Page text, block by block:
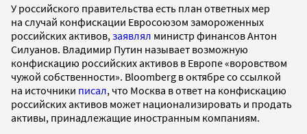
У российского правительства есть план ответных мер
на случай конфискации Евросоюзом замороженных
российских активов, заявлял министр финансов Антон
Силуанов. Владимир Путин называет возможную
конфискацию российских активов в Европе «воровством
чужой собственности». Bloomberg в октябре со ссылкой
на источники писал, что Москва в ответ на конфискацию
российских активов может национализировать и продать
активы, принадлежащие иностранным компаниям.